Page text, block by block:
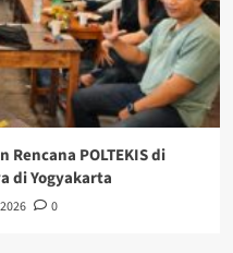
POLTEKIS di
di Yogyakarta
0